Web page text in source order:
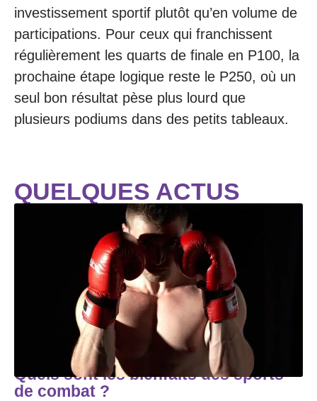
investissement sportif plutôt qu’en volume de
participations. Pour ceux qui franchissent
régulièrement les quarts de finale en P100, la
prochaine étape logique reste le P250, où un
seul bon résultat pèse plus lourd que
plusieurs podiums dans des petits tableaux.
QUELQUES ACTUS
Quels sont les bienfaits des sports
de combat ?